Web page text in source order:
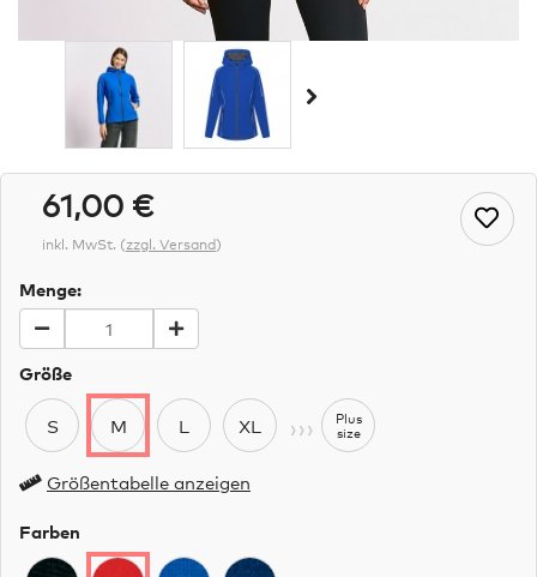
61,00 €
inkl. MwSt. (zzgl. Versand)
Menge:
Größe
S M L XL ›››
Plus
size
Größentabelle anzeigen
Farben